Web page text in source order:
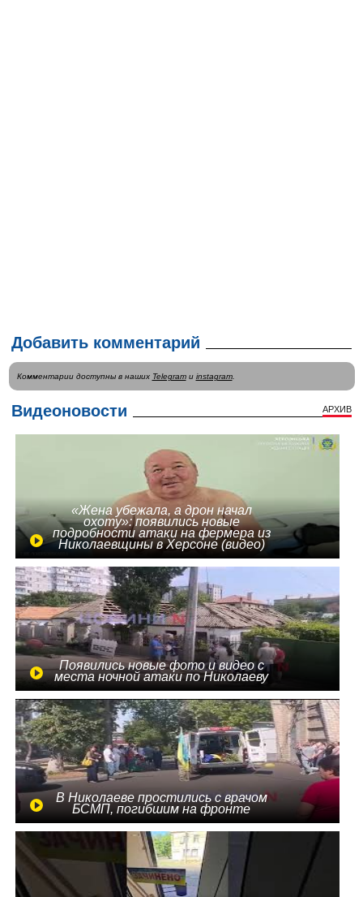
Добавить комментарий
Комментарии доступны в наших Telegramи instagram.
Видеоновости АРХИВ
«Жена убежала, а дрон начал
охоту»: появились новые
подробности атаки на фермера из
Николаевщины в Херсоне (видео)
Появились новые фото и видео с
места ночной атаки по Николаеву
В Николаеве простились с врачом
БСМП, погибшим на фронте